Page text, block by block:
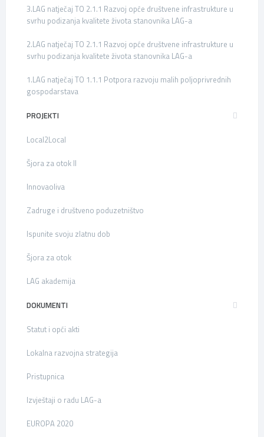
3.LAG natječaj TO 2.1.1 Razvoj opće društvene infrastrukture u
svrhu podizanja kvalitete života stanovnika LAG-a
2.LAG natječaj TO 2.1.1 Razvoj opće društvene infrastrukture u
svrhu podizanja kvalitete života stanovnika LAG-a
1.LAG natječaj TO 1.1.1 Potpora razvoju malih poljoprivrednih
gospodarstava
PROJEKTI
Local2Local
Šjora za otok II
Innovaoliva
Zadruge i društveno poduzetništvo
Ispunite svoju zlatnu dob
Šjora za otok
LAG akademija
DOKUMENTI
Statut i opći akti
Lokalna razvojna strategija
Pristupnica
Izvještaji o radu LAG-a
EUROPA 2020